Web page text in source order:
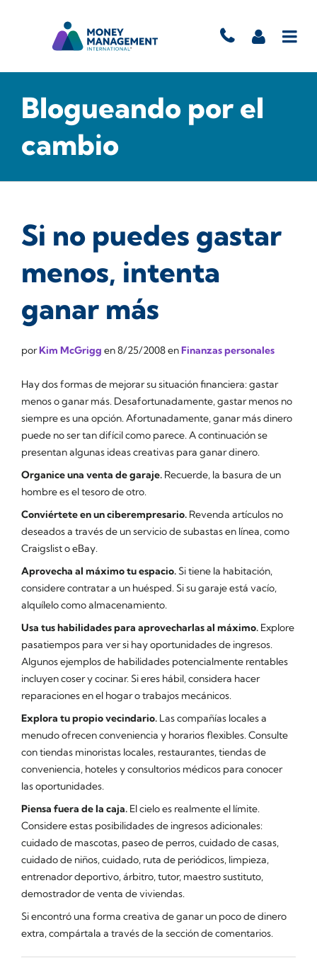
Blogueando por el
cambio
Si no puedes gastar
menos, intenta
ganar más
porKim McGrigg en8/25/2008enFinanzas personales
Hay dos formas de mejorar su situación financiera: gastar
menos o ganar más. Desafortunadamente, gastar menos no
siempre es una opción. Afortunadamente, ganar más dinero
puede no ser tan difícil como parece. A continuación se
presentan algunas ideas creativas para ganar dinero.
Organice una venta de garaje. Recuerde, la basura de un
hombre es el tesoro de otro.
Conviértete en un ciberempresario. Revenda artículos no
deseados a través de un servicio de subastas en línea, como
Craigslist o eBay.
Aprovecha al máximo tu espacio.Si tiene la habitación,
considere contratar a un huésped. Si su garaje está vacío,
alquílelo como almacenamiento.
Usa tus habilidades para aprovecharlas al máximo. Explore
pasatiempos para ver si hay oportunidades de ingresos.
Algunos ejemplos de habilidades potencialmente rentables
incluyen coser y cocinar. Si eres hábil, considera hacer
reparaciones en el hogar o trabajos mecánicos.
Explora tu propio vecindario. Las compañías locales a
menudo ofrecen conveniencia y horarios flexibles. Consulte
con tiendas minoristas locales, restaurantes, tiendas de
conveniencia, hoteles y consultorios médicos para conocer
las oportunidades.
Piensa fuera de la caja. El cielo es realmente el límite.
Considere estas posibilidades de ingresos adicionales:
cuidado de mascotas, paseo de perros, cuidado de casas,
cuidado de niños, cuidado, ruta de periódicos, limpieza,
entrenador deportivo, árbitro, tutor, maestro sustituto,
demostrador de venta de viviendas.
Si encontró una forma creativa de ganar un poco de dinero
extra, compártala a través de la sección de comentarios.